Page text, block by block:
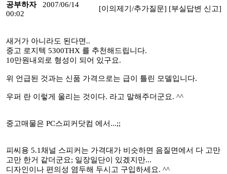
공부하자
2007/06/14
00:02
[이의제기/추가질문] [부실답변 신고]
새거가 아니라도 된다면..
중고 로지텍 5300THX 를 추천해드립니다.
10만원내외로 형성이 되어 있구요.
위 언급된 것과는 신품 가격으로는 급이 틀린 모델입니다.
우퍼 란 이렇게 울리는 것이다. 라고 말해주더군요. ^^
중고매물은 PC스피커닷컴 에서...;;
피씨용 5.1채널 스피커는 가격대가 비슷하면 음질면에서 다 고만
고만 한거 같더군요; 일장일단이 있겠지만...
디자인이나 편의성 염두해 두시고 구입하세요. ^^